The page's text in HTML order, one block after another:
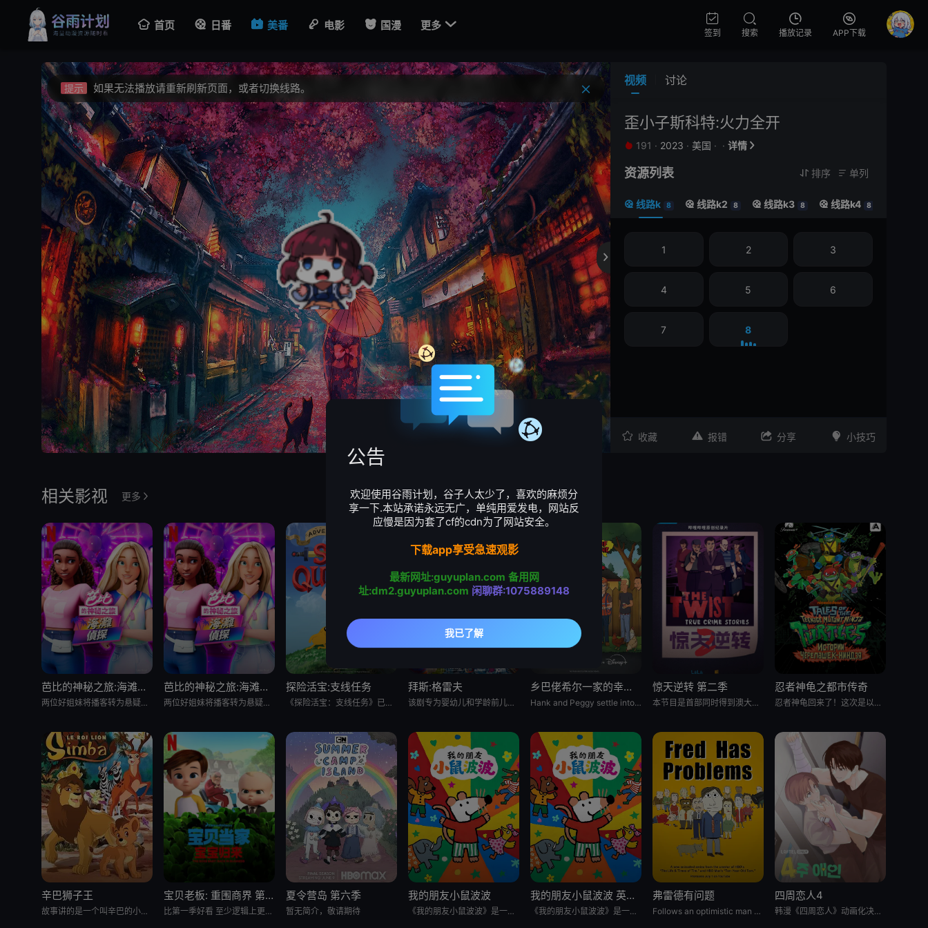
首页 日番 美番 电影 国漫 更多 
签到 搜索 播放记录 APP下载

提示 视频载入速度跟网速有关，请耐心等待几秒钟。
提示 不要轻易相信视频中的广告，谨防上当受骗!
提示 如果无法播放请重新刷新页面，或者切换线路。
提示 视频载入速度跟网速有关，请耐心等待几秒钟。
提示 不要轻易相信视频中的广告，谨防上当受骗!
视频 讨论
歪小子斯科特:火力全开
 191 · 2023 · 美国 · · 详情 
 收藏  报错  分享  小技巧
资源列表  排序  单列
 线路k 8  线路k2 8  线路k3 8  线路k4 8
1 2 3
4 5 6
7 8
相关影视 更多
芭比的神秘之旅:海滩探案集 英语版
两位好姐妹将播客转为悬疑推理节目，在海滩嘉年华追查连环失窃谜案的冒险经历
芭比的神秘之旅:海滩探案集
两位好姐妹将播客转为悬疑推理节目，在海滩嘉年华追查连环失窃谜案的冒险经历
探险活宝:支线任务
《探险活宝：支线任务》已获得 CNS 批准，这是一部儿童系列动画，它将带领观众回到芬恩还是个孩子的时候，那时他
拜斯:格雷夫
该剧专为婴幼儿和学龄前儿童设计，结合了儿童睡眠科学研究。它采用极其柔和的色彩、慢节奏的3D动画和舒缓的音乐，属
乡巴佬希尔一家的幸福生活 第十五季
Hank and Peggy settle into retirement life on Rainey St
惊天逆转 第二季
本节目是首部同时得到澳大利亚电影局和新南威尔士电影局扶持的中澳联合出品动画纪录片。以短番的形式重述百余年里，发
忍者神龟之都市传奇
忍者神龟回来了！这次是以电视剧的形式。当神龟们被人类接纳，一边上高中一边继续他们的超级英雄生涯时，他们面临着同
辛巴狮子王
故事讲的是一个叫辛巴的小狮子在困难中进行历练，最终成为丛林之王的故事。故事中，小狮子辛巴的爸爸被猎人杀害，
宝贝老板: 重围商界 第二季
比第一季好看 至少逻辑上更合理了 就是好喜欢boss baby的眼睫毛啊 我的天 P.s 这季里stacy真的
夏令营岛 第六季
暂无简介，敬请期待
我的朋友小鼠波波
《我的朋友小鼠波波》是一个风靡全球、深受学龄前儿童及家长喜爱的经典IP，改编自英国著名儿童作家露西·卡曾斯创作
我的朋友小鼠波波 英语版
《我的朋友小鼠波波》是一个风靡全球、深受学龄前儿童及家长喜爱的经典IP，改编自英国著名儿童作家露西·卡曾斯创作
弗雷德有问题
Follows an optimistic man who tries to keep up with the
四周恋人4
韩漫《四周恋人》动画化决定！
公告
欢迎使用谷雨计划，谷子人太少了，喜欢的麻烦分
享一下.本站承诺永远无广，单纯用爱发电，网站反
应慢是因为套了cf的cdn为了网站安全。
下载app享受急速观影
最新网址:guyuplan.com 备用网
址:dm2.guyuplan.com 闲聊群:1075889148